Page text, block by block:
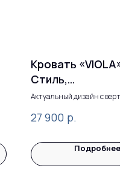
Кровать «VIOLA»
Стиль,
Актуальный дизайн с
27 900 р.
Подробнее